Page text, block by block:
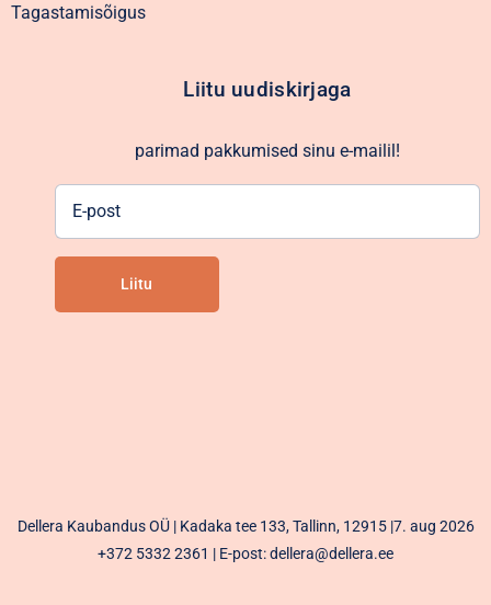
Tagastamisõigus
Liitu uudiskirjaga
parimad pakkumised sinu e-mailil!
Liitu
Dellera Kaubandus OÜ | Kadaka tee 133, Tallinn, 12915 |7. aug 2026
+372 5332 2361 | E-post: dellera@dellera.ee